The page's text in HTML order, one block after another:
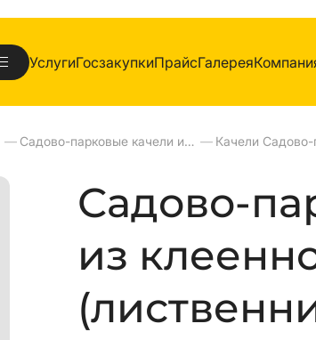
УслугиГосзакупкиПрайсГалерея
— Садово-парковые качели из клеенного бруса —
Садово-
из